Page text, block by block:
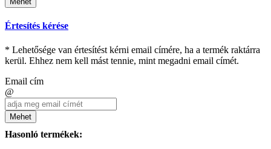
Értesítés kérése
* Lehetősége van értesítést kérni email címére, ha a termék raktárra
kerül. Ehhez nem kell mást tennie, mint megadni email címét.
Email cím
@
Mehet
Hasonló termékek: